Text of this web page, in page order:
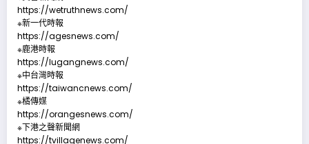
https://wetruthnews.com/
※新一代時報
https://agesnews.com/
※鹿港時報
https://lugangnews.com/
※中台灣時報
https://taiwancnews.com/
※橘傳媒
https://orangesnews.com/
※下港之聲新聞網
https://tvillagenews.com/